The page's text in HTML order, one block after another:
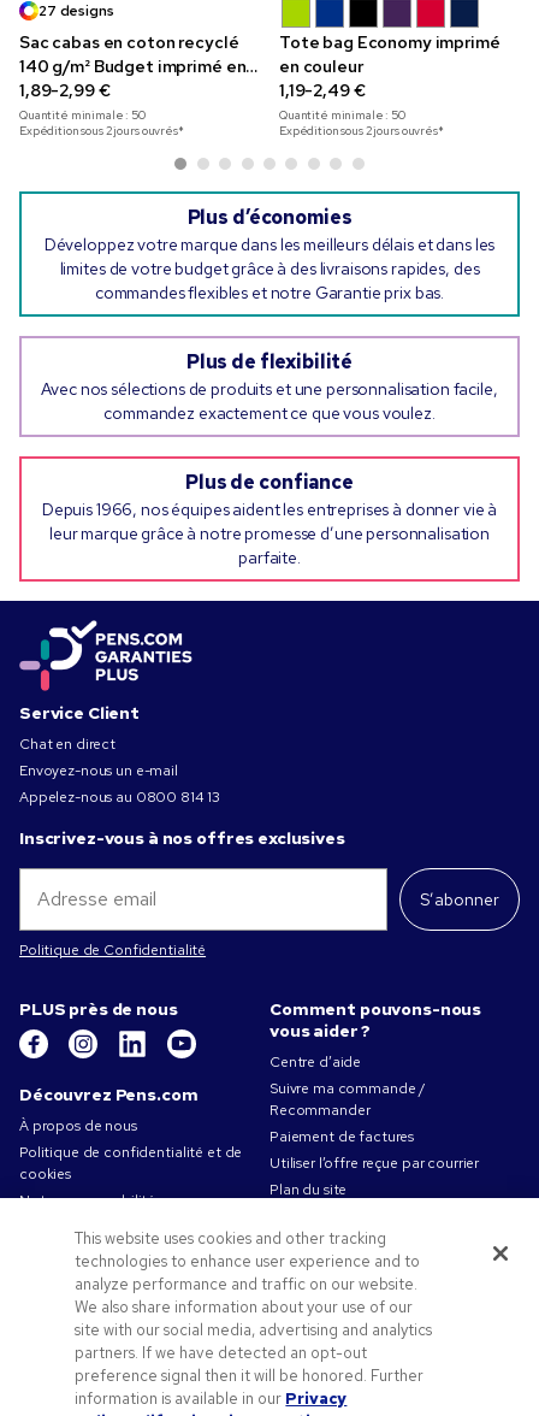
27 designs
Sac cabas en coton recyclé
140 g/m² Budget imprimé en
couleur
1,89-2,99 €
Quantité minimale : 50
Expédition sous 2 jours ouvrés*
Tote bag Economy imprimé
en couleur
1,19-2,49 €
Quantité minimale : 50
Expédition sous 2 jours ouvrés*
Plus d’économies
Développez votre marque dans les meilleurs délais et dans les
limites de votre budget grâce à des livraisons rapides, des
commandes flexibles et notre Garantie prix bas.
Plus de flexibilité
Avec nos sélections de produits et une personnalisation facile,
commandez exactement ce que vous voulez.
Plus de confiance
Depuis 1966, nos équipes aident les entreprises à donner vie à
leur marque grâce à notre promesse d’une personnalisation
parfaite.
Service Client
Chat en direct
Envoyez-nous un e-mail
Appelez-nous au 0800 814 13
Inscrivez-vous à nos offres exclusives
S’abonner
Politique de Confidentialité
PLUS près de nous
Découvrez Pens.com
À propos de nous
Politique de confidentialité et de
cookies
Notre responsabilité
Conditions d'utilisation
Conditions générales de vente
Travailler chez Pens.com
Offres et ressources
Objets publicitaires
Codes promo & coupons
Conseils de création
Comment pouvons-nous
vous aider ?
Centre d’aide
Suivre ma commande /
Recommander
Paiement de factures
Utiliser l’offre reçue par courrier
Plan du site
This website uses cookies and other tracking
technologies to enhance user experience and to
analyze performance and traffic on our website.
We also share information about your use of our
site with our social media, advertising and analytics
partners. If we have detected an opt-out
preference signal then it will be honored. Further
information is available in our Privacy